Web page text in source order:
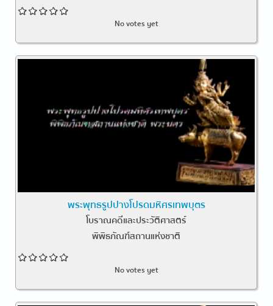
No votes yet
พระพุทธรูปปางโปรดมหิศรเทพบุตร
โบราณคดีและประวัติศาสตร์
พิพิธภัณฑ์สถานแห่งชาติ
No votes yet